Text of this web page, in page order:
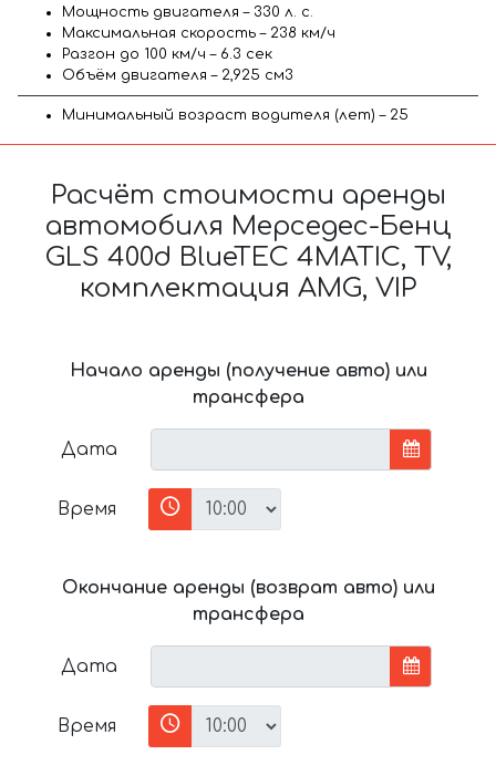
Мощность двигателя – 330 л. с.
Максимальная скорость – 238 км/ч
Разгон до 100 км/ч – 6.3 сек
Объём двигателя – 2,925 см3
Минимальный возраст водителя (лет) – 25
Расчёт стоимости аренды
автомобиля Мерседес-Бенц
GLS 400d BlueTEC 4MATIC, TV,
комплектация AMG, VIP
Начало аренды (получение авто) или
трансфера
Дата
Время
Окончание аренды (возврат авто) или
трансфера
Дата
Время